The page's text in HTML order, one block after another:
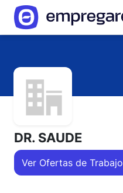
DR. SAUDE
Ver Ofertas de Trabajo